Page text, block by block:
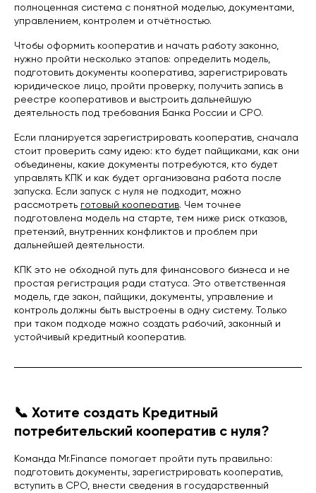
полноценная система с понятной моделью, документами,
управлением, контролем и отчётностью.
Чтобы оформить кооператив и начать работу законно,
нужно пройти несколько этапов: определить модель,
подготовить документы кооператива, зарегистрировать
юридическое лицо, пройти проверку, получить запись в
реестре кооперативов и выстроить дальнейшую
деятельность под требования Банка России и СРО.
Если планируется зарегистрировать кооператив, сначала
стоит проверить саму идею: кто будет пайщиками, как они
объединены, какие документы потребуются, кто будет
управлять КПК и как будет организована работа после
запуска. Если запуск с нуля не подходит, можно
рассмотреть готовый кооператив. Чем точнее
подготовлена модель на старте, тем ниже риск отказов,
претензий, внутренних конфликтов и проблем при
дальнейшей деятельности.
КПК это не обходной путь для финансового бизнеса и не
простая регистрация ради статуса. Это ответственная
модель, где закон, пайщики, документы, управление и
контроль должны быть выстроены в одну систему. Только
при таком подходе можно создать рабочий, законный и
устойчивый кредитный кооператив.
📞 Хотите создать Кредитный
потребительский кооператив с нуля?
Команда Mr.Finance помогает пройти путь правильно:
подготовить документы, зарегистрировать кооператив,
вступить в СРО, внести сведения в государственный